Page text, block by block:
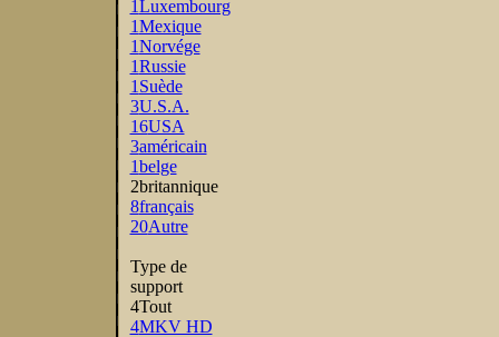
1Luxembourg
1Mexique
1Norvége
1Russie
1Suède
3U.S.A.
16USA
3américain
1belge
2britannique
8français
20Autre
Type de
support
4Tout
4MKV HD